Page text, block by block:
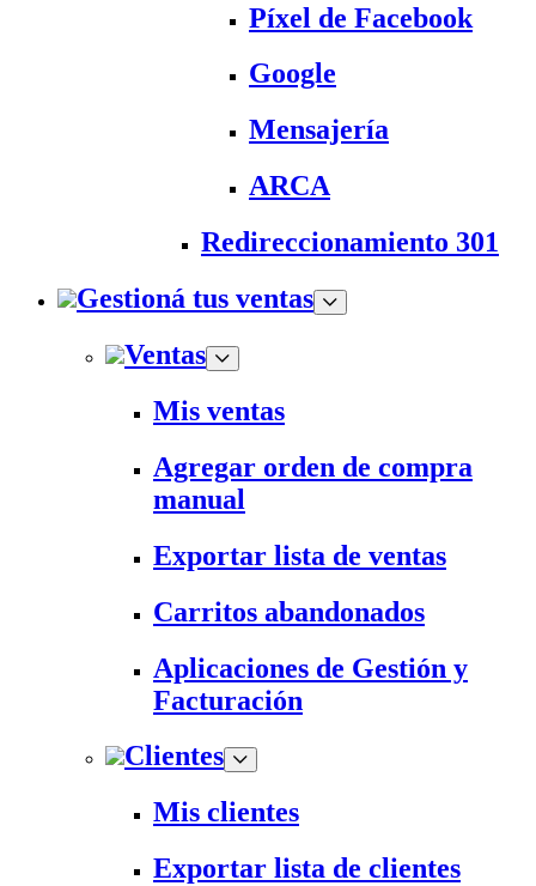
Píxel de Facebook
Google
Mensajería
ARCA
Redireccionamiento 301
Gestioná tus ventas
Ventas
Mis ventas
Agregar orden de compra
manual
Exportar lista de ventas
Carritos abandonados
Aplicaciones de Gestión y
Facturación
Clientes
Mis clientes
Exportar lista de clientes